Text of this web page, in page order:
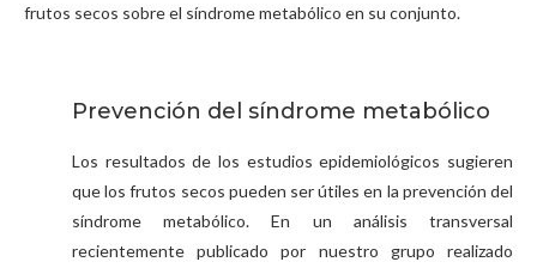
frutos secos sobre el síndrome metabólico en su conjunto.
Prevención del síndrome metabólico
Los resultados de los estudios epidemiológicos sugieren
que los frutos secos pueden ser útiles en la prevención del
síndrome metabólico. En un análisis transversal
recientemente publicado por nuestro grupo realizado